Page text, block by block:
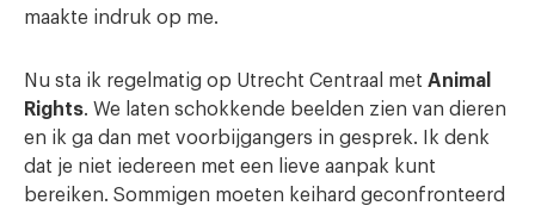
maakte indruk op me.
Nu sta ik regelmatig op Utrecht Centraal met Animal
Rights. We laten schokkende beelden zien van dieren
en ik ga dan met voorbijgangers in gesprek. Ik denk
dat je niet iedereen met een lieve aanpak kunt
bereiken. Sommigen moeten keihard geconfronteerd